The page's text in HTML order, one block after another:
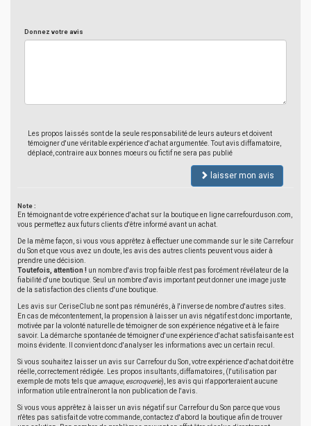
Donnez votre avis
Les propos laissés sont de la seule responsabilité de leurs auteurs et doivent
témoigner d'une véritable expérience d'achat argumentée. Tout avis diffamatoire,
déplacé, contraire aux bonnes moeurs ou fictif ne sera pas publié
laisser mon avis
Note :
En témoignant de votre expérience d'achat sur la boutique en ligne carrefourduson.com,
vous permettez aux futurs clients d'être informé avant un achat.
De la même façon, si vous vous apprêtez à effectuer une commande sur le site Carrefour
du Son et que vous avez un doute, les avis des autres clients peuvent vous aider à
prendre une décision.
Toutefois, attention ! un nombre d'avis trop faible n'est pas forcément révélateur de la
fiabilité d'une boutique. Seul un nombre d'avis important peut donner une image juste
de la satisfaction des clients d'une boutique.
Les avis sur CeriseClub ne sont pas rémunérés, à l'inverse de nombre d'autres sites.
En cas de mécontentement, la propension à laisser un avis négatif est donc importante,
motivée par la volonté naturelle de témoigner de son expérience négative et à le faire
savoir. La démarche spontanée de témoigner d'une expérience d'achat satisfaisante est
moins évidente. Il convient donc d'analyser les informations avec un certain recul.
Si vous souhaitez laisser un avis sur Carrefour du Son, votre expérience d'achat doit être
réelle, correctement rédigée. Les propos insultants, diffamatoires, (l'utilisation par
exemple de mots tels que arnaque, escroquerie), les avis qui n'apporteraient aucune
information utile entraîneront la non publication de l'avis.
Si vous vous apprêtez à laisser un avis négatif sur Carrefour du Son parce que vous
n'êtes pas satisfait de votre commande, contactez d'abord la boutique afin de trouver